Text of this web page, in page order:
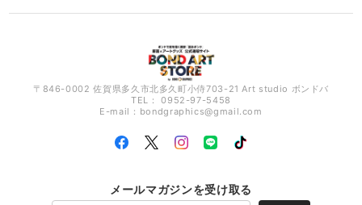
〒846-0002 佐賀県多久市北多久町小侍703-21 Art studio ボンドバ
TEL： 0952-97-5458
E-mail： bondgraphics@gmail.com
メールマガジンを受け取る